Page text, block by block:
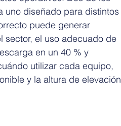
uno diseñado para distintos
puede generar
sector, el uso adecuado de
en un 40 % y
utilizar cada equipo,
y la altura de elevación